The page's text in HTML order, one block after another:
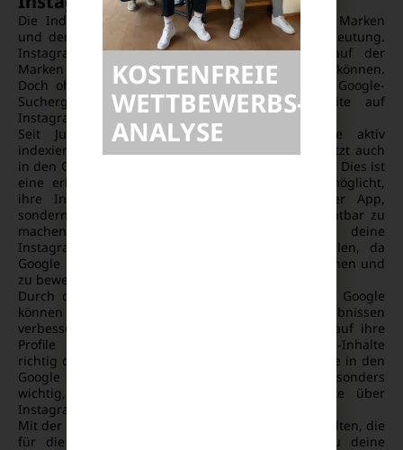
Die Indexierung von Instagram-Inhalten hat für Marken
und deren SEO-Strategie eine immer größere Bedeutung.
Instagram bietet eine einzigartige Plattform, auf der
Marken direkt mit ihrer Zielgruppe interagieren können.
Doch ohne die Möglichkeit, diese Inhalte in den Google-
Suchergebnissen zu finden, ist die Reichweite auf
Instagram allein begrenzt.
Seit Juli 2025 kann Google Instagram-Inhalte aktiv
indexieren, was bedeutet, dass Instagram-Posts jetzt auch
in den Google Index aufgenommen werden können. Dies ist
eine erhebliche Veränderung, da es Marken ermöglicht,
ihre Instagram-Inhalte nicht nur innerhalb der App,
sondern auch in den Google-Suchergebnissen sichtbar zu
machen. Die Indexierung sorgt dafür, dass deine
Instagram-Inhalte eine breitere Reichweite erzielen, da
Google nun in der Lage ist, diese Inhalte zu erkennen und
zu bewerten.
Durch die Indexierung von Instagram-Inhalten in Google
können Marken ihre Sichtbarkeit in den Suchergebnissen
verbessern und somit mehr organischen Traffic auf ihre
Profile und Webseiten lenken. Wenn Instagram-Inhalte
richtig optimiert sind, steigen die Chancen, dass sie in den
Google Index aufgenommen werden. Dies ist besonders
wichtig, wenn du die Reichweite deiner Marke über
Instagram hinaus steigern möchtest.
Mit der richtigen Strategie und den passenden Inhalten, die
für die Google-Suche optimiert sind, kannst du deine
KOSTENFREIE
WETTBEWERBS­
ANALYSE